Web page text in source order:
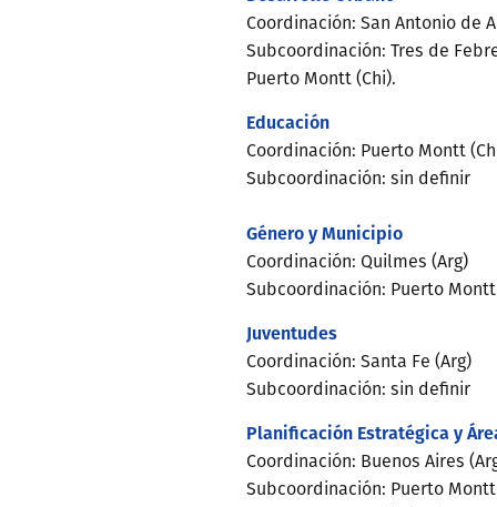
Coordinación: San Antonio de
Subcoordinación: Tres de
Puerto Montt (Chi).
Educación
Coordinación: Puerto Montt
Subcoordinación: sin definir
Género y Municipio
Coordinación: Quilmes (Arg)
Subcoordinación: Puerto Montt
Juventudes
Coordinación: Santa Fe (Arg)
Subcoordinación: sin definir
Planificación Estratégica y
Coordinación: Buenos Aires
Subcoordinación: Puerto